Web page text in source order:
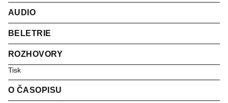
AUDIO
BELETRIE
ROZHOVORY
Tisk
O ČASOPISU